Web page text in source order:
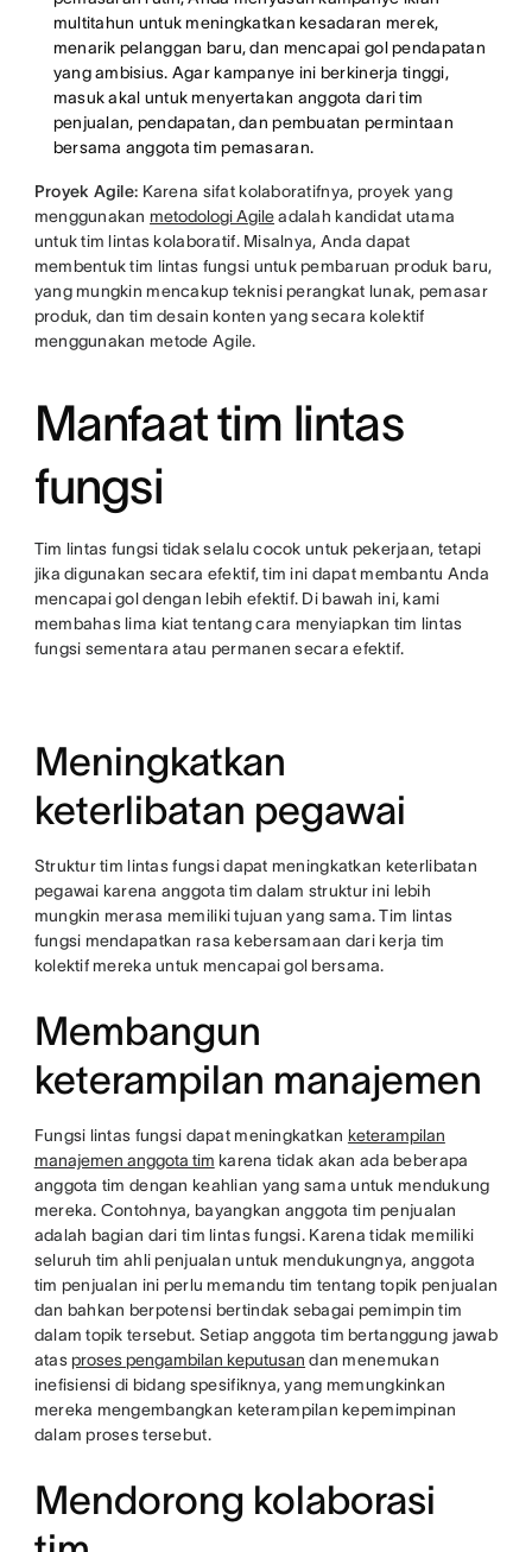
multitahun untuk meningkatkan kesadaran merek,
menarik pelanggan baru, dan mencapai gol pendapatan
yang ambisius. Agar kampanye ini berkinerja tinggi,
masuk akal untuk menyertakan anggota dari tim
penjualan, pendapatan, dan pembuatan permintaan
bersama anggota tim pemasaran.
Proyek Agile: Karena sifat kolaboratifnya, proyek yang
menggunakan metodologi Agileadalah kandidat utama
untuk tim lintas kolaboratif. Misalnya, Anda dapat
membentuk tim lintas fungsi untuk pembaruan produk baru,
yang mungkin mencakup teknisi perangkat lunak, pemasar
produk, dan tim desain konten yang secara kolektif
menggunakan metode Agile.
Manfaat tim lintas
fungsi
Tim lintas fungsi tidak selalu cocok untuk pekerjaan, tetapi
jika digunakan secara efektif, tim ini dapat membantu Anda
mencapai gol dengan lebih efektif. Di bawah ini, kami
membahas lima kiat tentang cara menyiapkan tim lintas
fungsi sementara atau permanen secara efektif.
Meningkatkan
keterlibatan pegawai
Struktur tim lintas fungsi dapat meningkatkan keterlibatan
pegawai karena anggota tim dalam struktur ini lebih
mungkin merasa memiliki tujuan yang sama. Tim lintas
fungsi mendapatkan rasa kebersamaan dari kerja tim
kolektif mereka untuk mencapai gol bersama.
Membangun
keterampilan manajemen
Fungsi lintas fungsi dapat meningkatkan keterampilan
manajemen anggota tim karena tidak akan ada beberapa
anggota tim dengan keahlian yang sama untuk mendukung
mereka. Contohnya, bayangkan anggota tim penjualan
adalah bagian dari tim lintas fungsi. Karena tidak memiliki
seluruh tim ahli penjualan untuk mendukungnya, anggota
tim penjualan ini perlu memandu tim tentang topik penjualan
dan bahkan berpotensi bertindak sebagai pemimpin tim
dalam topik tersebut. Setiap anggota tim bertanggung jawab
atas proses pengambilan keputusan dan menemukan
inefisiensi di bidang spesifiknya, yang memungkinkan
mereka mengembangkan keterampilan kepemimpinan
dalam proses tersebut.
Mendorong kolaborasi